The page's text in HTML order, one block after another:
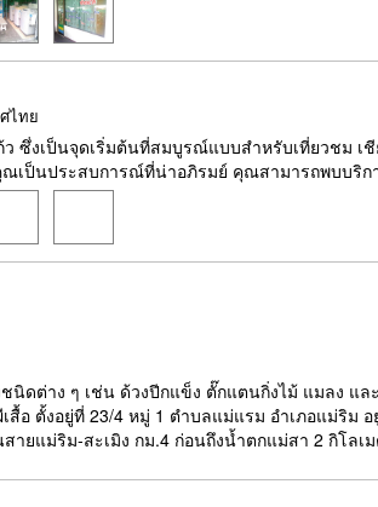
ไทย
ซึ่งเป็นจุดเริ่มต้นที่สมบูรณ์แบบสำหรับเที่ยวชม เ
ณเป็นประสบการณ์ที่น่าอภิรมย์ คุณสามารถพบบริ
ชนิดต่าง ๆ เช่น ด้วงปีกแข็ง ตั๊กแตนกิ่งไม้ แมลง
อ ตั้งอยู่ที่ 23/4 หมู่ 1 ตำบลแม่แรม อำเภอแม่ริม
ายแม่ริม-สะเมิง กม.4 ก่อนถึงน้ำตกแม่สา 2 กิโลเ